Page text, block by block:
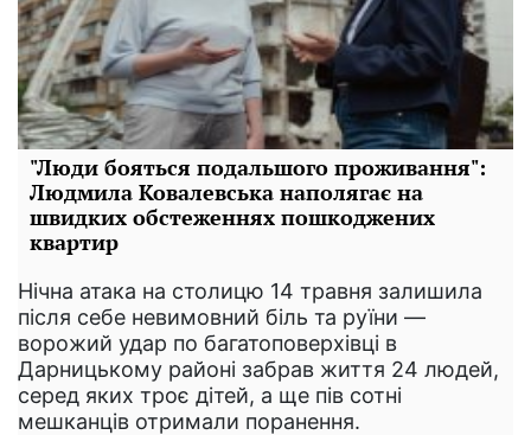
"Люди бояться подальшого проживання":
Людмила Ковалевська наполягає на
швидких обстеженнях пошкоджених
квартир
Нічна атака на столицю 14 травня залишила
після себе невимовний біль та руїни —
ворожий удар по багатоповерхівці в
Дарницькому районі забрав життя 24 людей,
серед яких троє дітей, а ще пів сотні
мешканців отримали поранення.